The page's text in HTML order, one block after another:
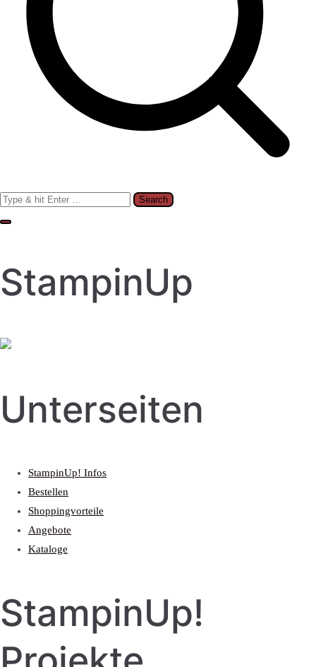
Search
for:
StampinUp
Unterseiten
StampinUp! Infos
Bestellen
Shoppingvorteile
Angebote
Kataloge
StampinUp!